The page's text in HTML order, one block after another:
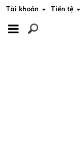
Tài khoản Tiền tệ
MENU